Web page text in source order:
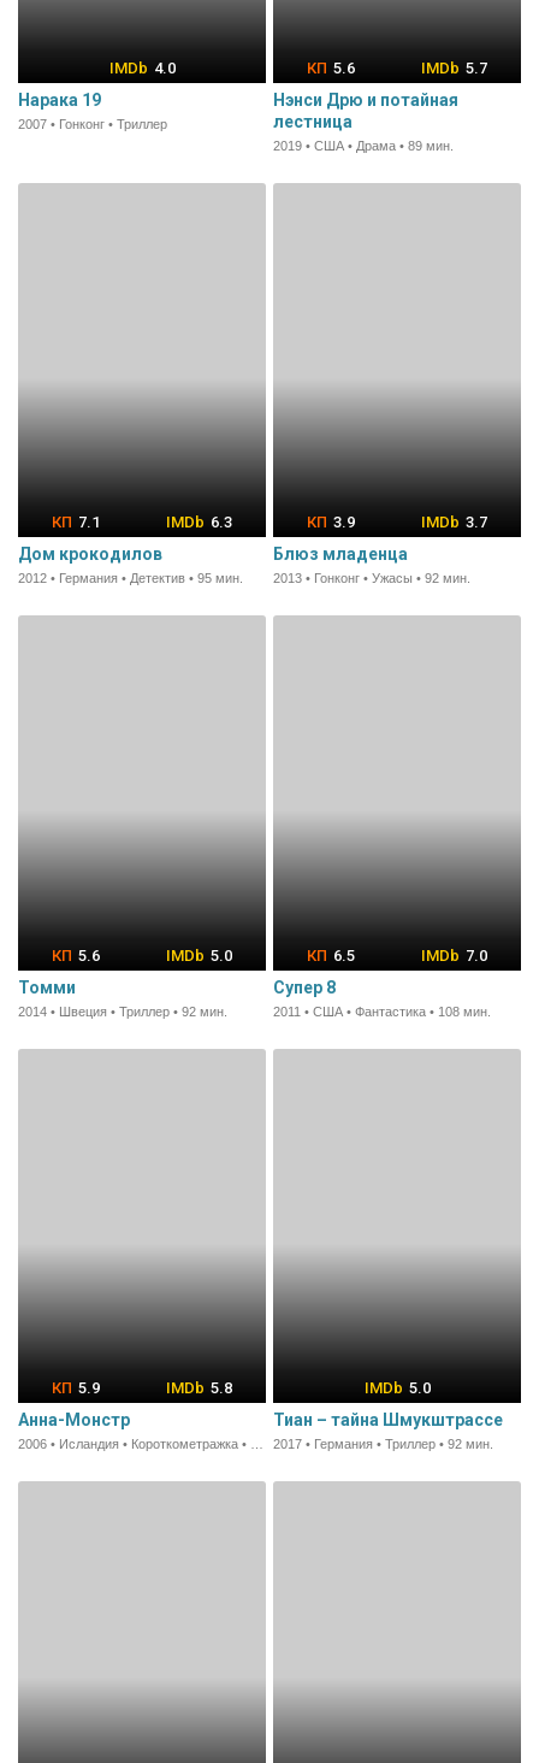
4.0
Нарака 19
2007 • Гонконг • Триллер
5.6 5.7
Нэнси Дрю и потайная
лестница
2019 • США • Драма • 89 мин.
7.1 6.3
Дом крокодилов
2012 • Германия • Детектив • 95 мин.
3.9 3.7
Блюз младенца
2013 • Гонконг • Ужасы • 92 мин.
5.6 5.0
Томми
2014 • Швеция • Триллер • 92 мин.
6.5 7.0
Супер 8
2011 • США • Фантастика • 108 мин.
5.9 5.8
Анна-Монстр
2006 • Исландия • Короткометражка • 26 мин.
5.0
Тиан – тайна Шмукштрассе
2017 • Германия • Триллер • 92 мин.